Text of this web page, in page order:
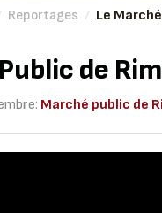
Reportages / Le
de
Marché public de